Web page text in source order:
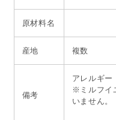
原材料名
産地 複数
備考
アレルギー
※ミルフイ
いません。